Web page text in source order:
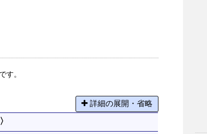
す。
詳細の展開・省略